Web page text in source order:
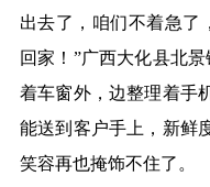
出去了，咱们不着急了
回家！”广西大化县北
着车窗外，边整理着手
能送到客户手上，新鲜
笑容再也掩饰不住了。